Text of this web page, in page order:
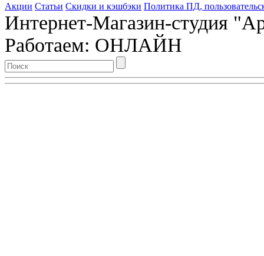
Акции Статьи Скидки и кэшбэки Политика ПД,
Интернет-Магазин-студия
Работаем: ОНЛАЙН